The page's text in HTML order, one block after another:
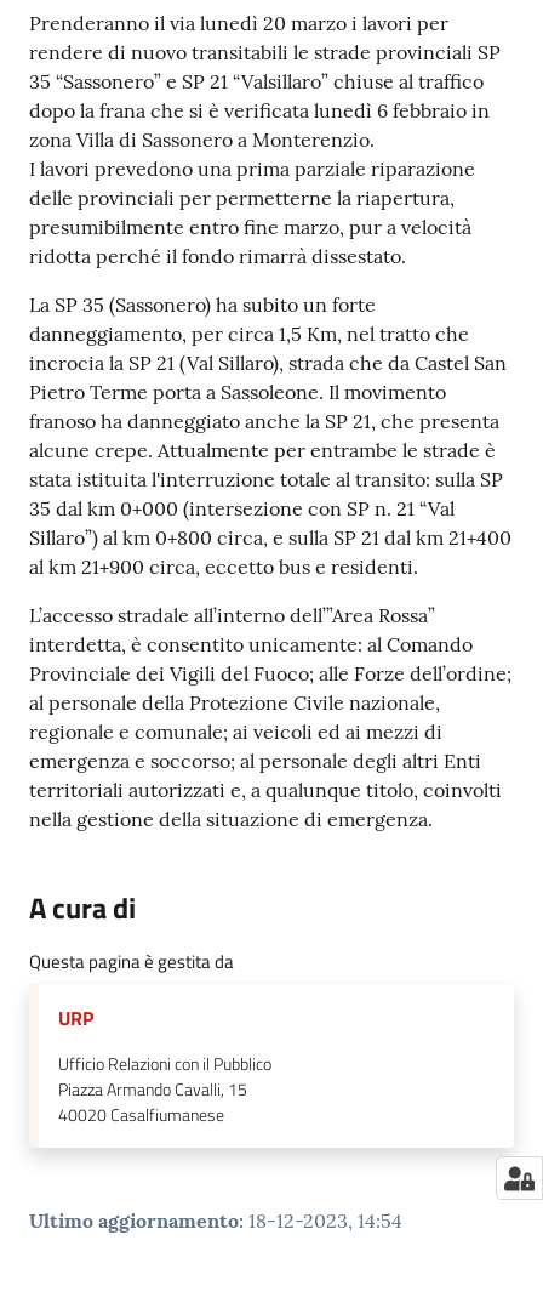
Contenuto
Prenderanno il via lunedì 20 marzo i lavori per
rendere di nuovo transitabili le strade provinciali SP
35 “Sassonero” e SP 21 “Valsillaro” chiuse al traffico
dopo la frana che si è verificata lunedì 6 febbraio in
zona Villa di Sassonero a Monterenzio.
I lavori prevedono una prima parziale riparazione
delle provinciali per permetterne la riapertura,
presumibilmente entro fine marzo, pur a velocità
ridotta perché il fondo rimarrà dissestato.
La SP 35 (Sassonero) ha subito un forte
danneggiamento, per circa 1,5 Km, nel tratto che
incrocia la SP 21 (Val Sillaro), strada che da Castel San
Pietro Terme porta a Sassoleone. Il movimento
franoso ha danneggiato anche la SP 21, che presenta
alcune crepe. Attualmente per entrambe le strade è
stata istituita l'interruzione totale al transito: sulla SP
35 dal km 0+000 (intersezione con SP n. 21 “Val
Sillaro”) al km 0+800 circa, e sulla SP 21 dal km 21+400
al km 21+900 circa, eccetto bus e residenti.
L’accesso stradale all’interno dell’”Area Rossa”
interdetta, è consentito unicamente: al Comando
Provinciale dei Vigili del Fuoco; alle Forze dell’ordine;
al personale della Protezione Civile nazionale,
regionale e comunale; ai veicoli ed ai mezzi di
emergenza e soccorso; al personale degli altri Enti
territoriali autorizzati e, a qualunque titolo, coinvolti
nella gestione della situazione di emergenza.
A cura di
Questa pagina è gestita da
URP
Ufficio Relazioni con il Pubblico
Piazza Armando Cavalli, 15
40020Casalfiumanese
Ultimo aggiornamento: 18-12-2023, 14:54